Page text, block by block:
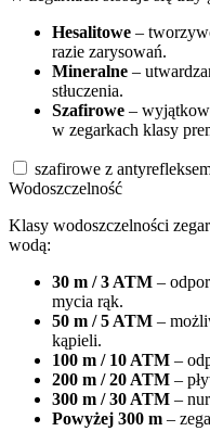
Hesalitowe –
razie zarysowań.
Mineralne –
stłuczenia.
Szafirowe –
w zegarkach klasy
szafirowe z
Wodoszczelność
Klasy wodoszczelności
wodą:
30 m / 3 ATM –
mycia rąk.
50 m / 5 ATM –
kąpieli.
100 m / 10 ATM –
200 m / 20 ATM –
300 m / 30 ATM –
Powyżej 300 m –